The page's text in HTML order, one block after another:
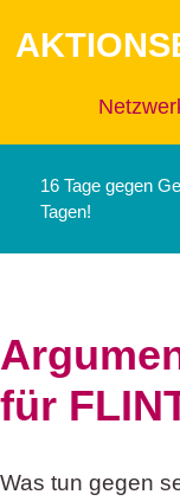
Inhalt
16 Tage gegen
Tagen!
für
Was tun gegen